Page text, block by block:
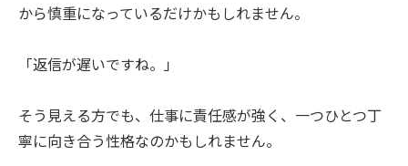
から慎重になっているだけかもしれません。
「返信が遅いですね。」
そう見える方でも、仕事に責任感が強く、一つひとつ丁
寧に向き合う性格なのかもしれません。